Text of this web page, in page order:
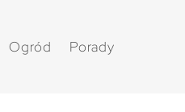
Ogród Porady